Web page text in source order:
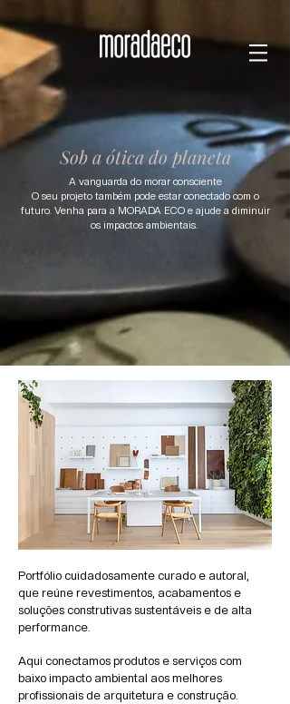
Sob a ótica do planeta
A vanguarda do morar consciente
O seu projeto também pode estar conectado com o
futuro. Venha para a MORADA ECO e ajude a diminuir
os impactos ambientais.
Portfólio cuidadosamente curado e autoral,
que reúne revestimentos, acabamentos e
soluções construtivas sustentáveis e de alta
performance.
Aqui conectamos produtos e serviços com
baixo impacto ambiental aos melhores
profissionais de arquitetura e construção.